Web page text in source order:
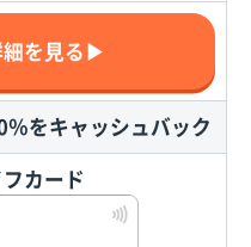
細を見る▶
をキャッシュバック
カード